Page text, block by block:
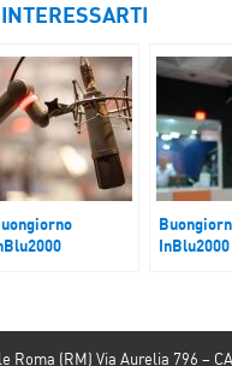
InBlu2000
Roma (RM) Via Aurelia 796 –